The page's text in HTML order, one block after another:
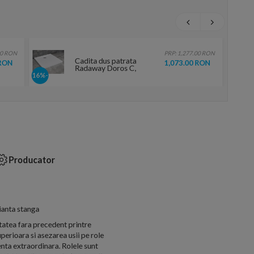
-16%
Cadita dus patrata
Radaway Doros C,
100X100X5 cm
PRP: 1,277.00 RON
1,073.00 RON
RON
Producator
stanga
fara precedent printre
si asezarea usii pe role
extraordinara. Rolele sunt